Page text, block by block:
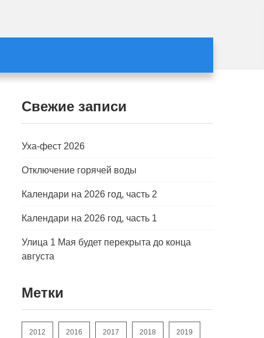
Свежие записи
Уха-фест 2026
Отключение горячей воды
Календари на 2026 год, часть 2
Календари на 2026 год, часть 1
Улица 1 Мая будет перекрыта до конца
августа
Метки
2012 2016 2017 2018 2019